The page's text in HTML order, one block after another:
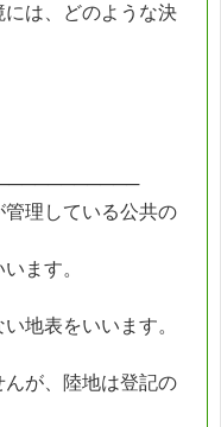
は、どのような決
理している公共の
ます。
地表をいいます。
が、陸地は登記の